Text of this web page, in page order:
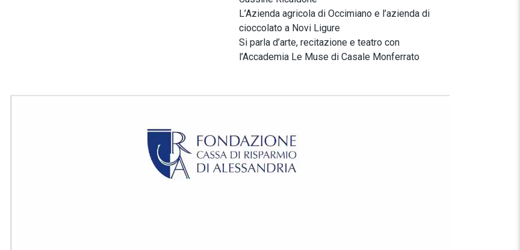
L’Azienda agricola di Occimiano e l’azienda di
cioccolato a Novi Ligure
Si parla d’arte, recitazione e teatro con
l’Accademia Le Muse di Casale Monferrato